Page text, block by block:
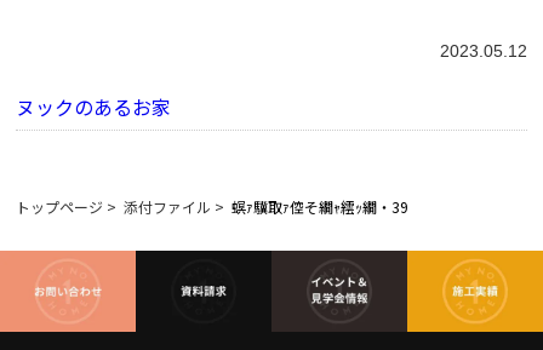
2023.05.12
ヌックのあるお家
トップページ > 添付ファイル > 螟ｧ驥取ｧ倥そ繝ｬ繧ｯ繝・39